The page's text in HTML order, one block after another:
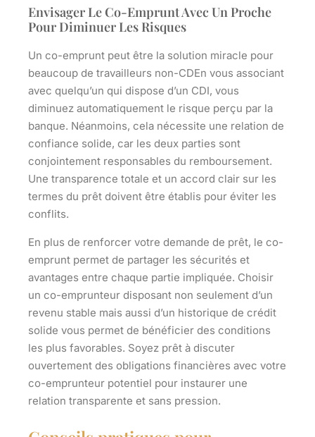
Envisager Le Co-Emprunt Avec Un Proche
Pour Diminuer Les Risques
Un co-emprunt peut être la solution miracle pour
beaucoup de travailleurs non-CDEn vous associant
avec quelqu’un qui dispose d’un CDI, vous
diminuez automatiquement le risque perçu par la
banque. Néanmoins, cela nécessite une relation de
confiance solide, car les deux parties sont
conjointement responsables du remboursement.
Une transparence totale et un accord clair sur les
termes du prêt doivent être établis pour éviter les
conflits.
En plus de renforcer votre demande de prêt, le co-
emprunt permet de partager les sécurités et
avantages entre chaque partie impliquée. Choisir
un co-emprunteur disposant non seulement d’un
revenu stable mais aussi d’un historique de crédit
solide vous permet de bénéficier des conditions
les plus favorables. Soyez prêt à discuter
ouvertement des obligations financières avec votre
co-emprunteur potentiel pour instaurer une
relation transparente et sans pression.